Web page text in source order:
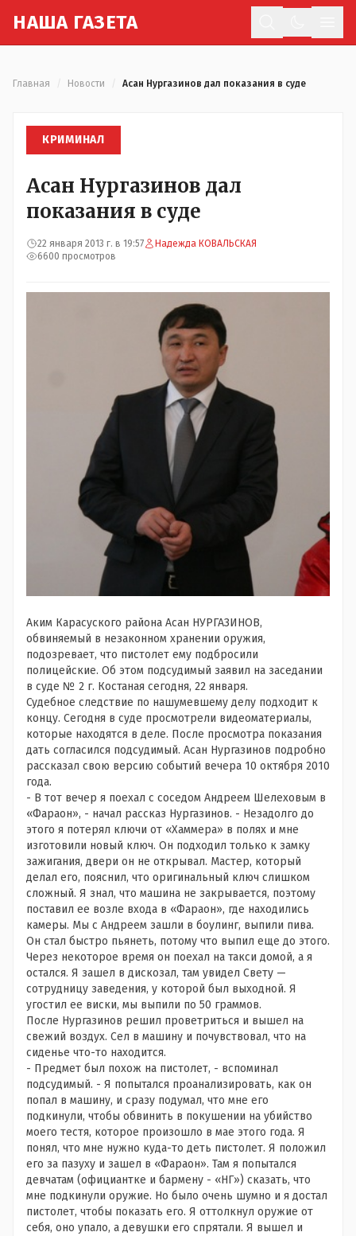
НАША ГАЗЕТА
Главная Новости Асан Нургазинов дал показания в суде
КРИМИНАЛ
Асан Нургазинов дал
показания в суде
22 января 2013 г. в 19:57
Надежда КОВАЛЬСКАЯ
6600 просмотров
Аким Карасуского района Асан НУРГАЗИНОВ,
обвиняемый в незаконном хранении оружия,
подозревает, что пистолет ему подбросили
полицейские. Об этом подсудимый заявил на заседании
в суде № 2 г. Костаная сегодня, 22 января.
Судебное следствие по нашумевшему делу подходит к
концу. Сегодня в суде просмотрели видеоматериалы,
которые находятся в деле. После просмотра показания
дать согласился подсудимый. Асан Нургазинов подробно
рассказал свою версию событий вечера 10 октября 2010
года.
- В тот вечер я поехал с соседом Андреем Шелеховым в
«Фараон», - начал рассказ Нургазинов. - Незадолго до
этого я потерял ключи от «Хаммера» в полях и мне
изготовили новый ключ. Он подходил только к замку
зажигания, двери он не открывал. Мастер, который
делал его, пояснил, что оригинальный ключ слишком
сложный. Я знал, что машина не закрывается, поэтому
поставил ее возле входа в «Фараон», где находились
камеры. Мы с Андреем зашли в боулинг, выпили пива.
Он стал быстро пьянеть, потому что выпил еще до этого.
Через некоторое время он поехал на такси домой, а я
остался. Я зашел в дискозал, там увидел Свету —
сотрудницу заведения, у которой был выходной. Я
угостил ее виски, мы выпили по 50 граммов.
После Нургазинов решил проветриться и вышел на
свежий воздух. Сел в машину и почувствовал, что на
сиденье что-то находится.
- Предмет был похож на пистолет, - вспоминал
подсудимый. - Я попытался проанализировать, как он
попал в машину, и сразу подумал, что мне его
подкинули, чтобы обвинить в покушении на убийство
моего тестя, которое произошло в мае этого года. Я
понял, что мне нужно куда-то деть пистолет. Я положил
его за пазуху и зашел в «Фараон». Там я попытался
девчатам (официантке и бармену - «НГ») сказать, что
мне подкинули оружие. Но было очень шумно и я достал
пистолет, чтобы показать его. Я оттолкнул оружие от
себя, оно упало, а девушки его спрятали. Я вышел и